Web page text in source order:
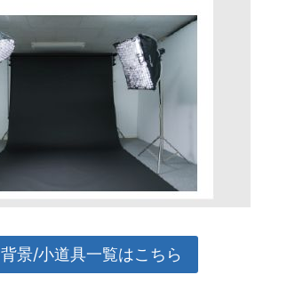
背景/小道具一覧はこちら